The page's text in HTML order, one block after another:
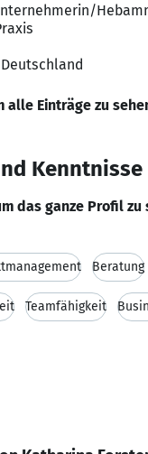
alle Einträge zu
Kenntnisse
das ganze Profil zu
Beratung
Teamfähigkeit